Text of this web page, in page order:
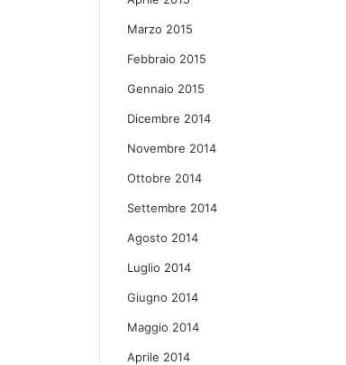
Marzo 2015
Febbraio 2015
Gennaio 2015
Dicembre 2014
Novembre 2014
Ottobre 2014
Settembre 2014
Agosto 2014
Luglio 2014
Giugno 2014
Maggio 2014
Aprile 2014